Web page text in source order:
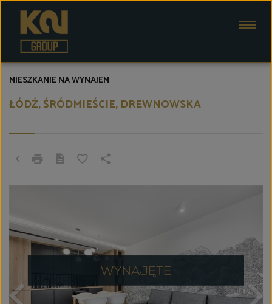
ŁÓDŹ, ŚRÓDMIEŚCIE, DREWNOWSKA
MIESZKANIE NA WYNAJEM